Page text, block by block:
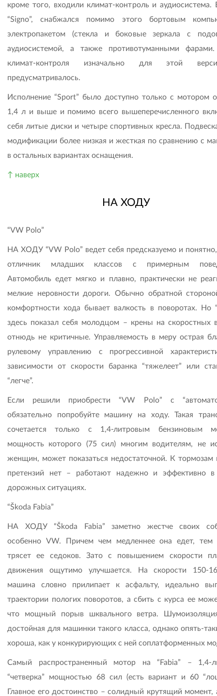
кроме того, входили климат-контроль и аудиосистема.
“Signo”, снабжался помимо этого бортовым
электропакетом (стекла и боковые зеркала с
аудиосистемой, а также противотуманными
климат-контроля изначально для этой
предусматривалось.
Исполнение “Sport” было доступно только с мотором
1,4 л и выше и помимо всего вышеперечисленного
себя литые диски и четыре спортивных кресла.
модификации более низкая и жесткая по сравнению с
в остальных вариантах оснащения.
↑ наверх
НА ХОДУ
“VW Polo”
НА ХОДУ “VW Polo” ведет себя предсказуемо и
отличник младших классов с примерным
Автомобиль едет мягко и плавно, практически не
мелкие неровности дороги. Обычно обратной
комфортности хода бывает валкость в поворотах. Но
здесь показал себя молодцом – крены на скоростных
отнюдь не критичные. Управляемость в меру острая
рулевому управлению с прогрессивной
зависимости от скорости баранка “тяжелеет” или
“легче”.
Если решили приобрести “VW Polo” с
обязательно попробуйте машину на ходу. Такая
сочетается только с 1,4-литровым бензиновым
мощность которого (75 сил) многим водителям, не
женщин, может показаться недостаточной. К тормозам
претензий нет – работают надежно и эффективно
дорожных ситуациях.
“Škoda Fabia”
НА ХОДУ “Škoda Fabia” заметно жестче своих
особенно VW. Причем чем медленнее она едет, тем
трясет ее седоков. Зато с повышением скорости
движения ощутимо улучшается. На скорости 150-
машина словно прилипает к асфальту, идеально
траектории пологих поворотов, а сбить с курса ее
что мощный порыв шквального ветра.
достойная для машинки такого класса, однако опять-
хороша, как у конкурирующих с ней соплатформенных
Самый распространенный мотор на “Fabia” – 1,4-
“четверка” мощностью 68 сил (есть вариант и 60
Главное его достоинство – солидный крутящий момент,